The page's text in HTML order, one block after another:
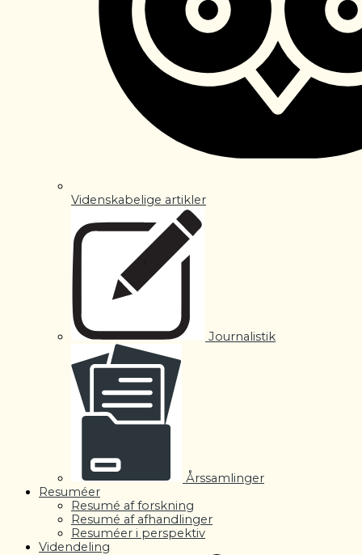
Videnskabelige artikler
Journalistik
Årssamlinger
Resuméer
Resumé af forskning
Resumé af afhandlinger
Resuméer i perspektiv
Videndeling